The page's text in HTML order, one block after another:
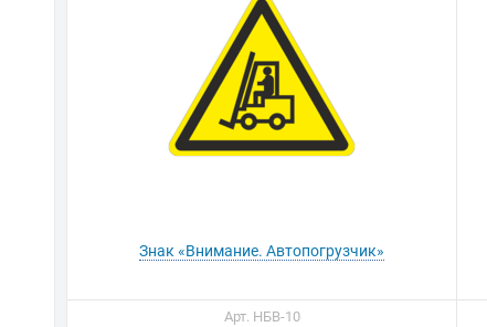
Знак «Внимание. Автопогрузчик»
Арт. НБВ-10